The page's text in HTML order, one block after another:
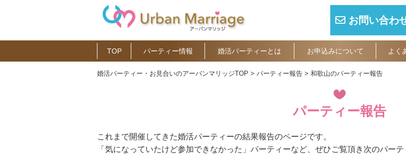
お問い合わ
TOP パーティー情報 婚活パーティーとは お申込みについて よく
婚活パーティー・お見合いのアーバンマリッジTOP パーティー報告 和歌山のパーティー報告
パーティー報告
これまで開催してきた婚活パーティーの結果報告のページです。
「気になっていたけど参加できなかった」パーティーなど、ぜひご覧頂き次のパー